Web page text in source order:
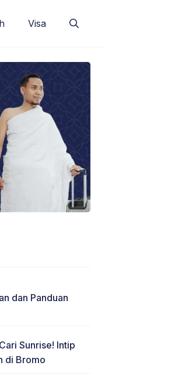
Visa
dan Panduan
Sunrise! Intip
di Bromo